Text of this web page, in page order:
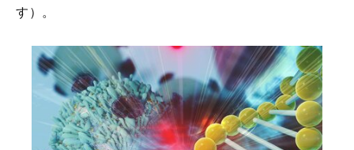
す）。